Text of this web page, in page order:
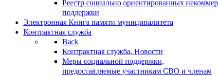
Реестр социально ориентированных
поддержки
Электронная Книга памяти муниципалитета
Контрактная служба
Back
Контрактная служба. Новости
Меры социальной поддержки,
предоставляемые участникам СВО и членам